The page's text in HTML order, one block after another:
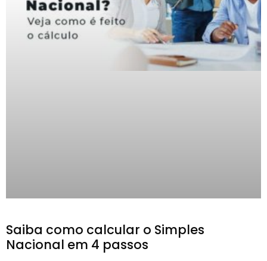
Saiba como calcular o Simples
Nacional em 4 passos